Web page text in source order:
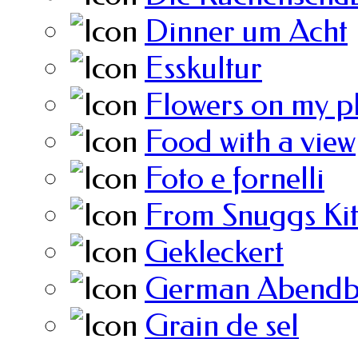
Dinner um Acht
Esskultur
Flowers on my
Food with a view
Foto e fornelli
From Snuggs
Gekleckert
German
Grain de sel